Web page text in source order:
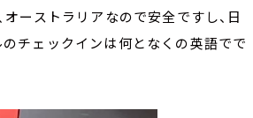
ーストラリアなので安全ですし、日
チェックインは何となくの英語でで